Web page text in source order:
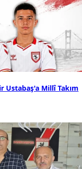
Ustabaş'a Millî Takım